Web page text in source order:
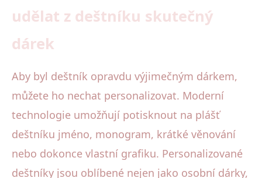
udělat z deštníku skutečný
dárek
Aby byl deštník opravdu výjimečným dárkem,
můžete ho nechat personalizovat. Moderní
technologie umožňují potisknout na plášť
deštníku jméno, monogram, krátké věnování
nebo dokonce vlastní grafiku. Personalizované
deštníky jsou oblíbené nejen jako osobní dárky,